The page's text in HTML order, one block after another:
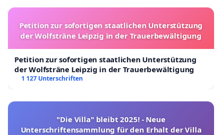
Petition zur sofortigen staatlichen Unterstützung
der Wolfsträne Leipzig in der Trauerbewältigung
Petition zur sofortigen staatlichen Unterstützung
der Wolfsträne Leipzig in der Trauerbewältigung
1 127 Unterschriften
"Die Villa" bleibt 2025! - Neue
Unterschriftensammlung für den Erhalt der Villa